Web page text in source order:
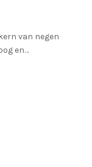
van negen
en…